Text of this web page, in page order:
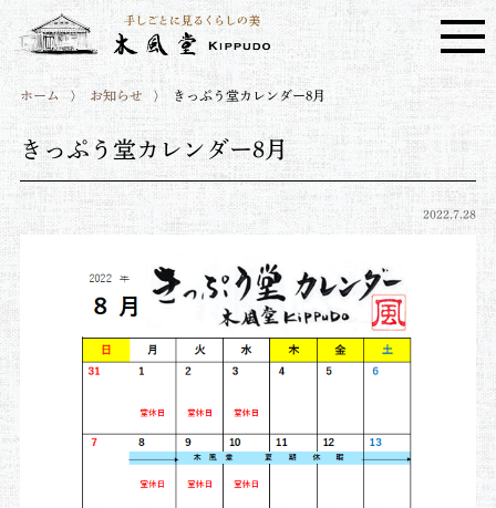
ホーム お知らせ きっぷう堂カレンダー8月
きっぷう堂カレンダー8月
2022.7.28